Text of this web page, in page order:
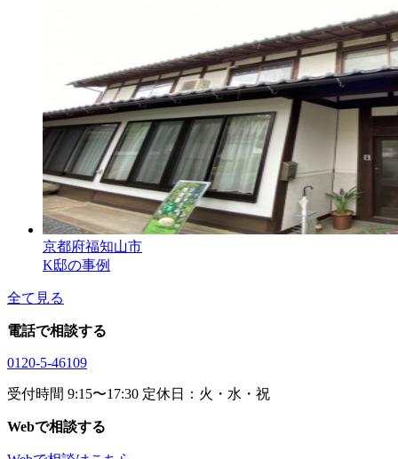
京都府福知山市
K邸の事例
全て見る
電話で相談する
0120-5-46109
受付時間 9:15〜17:30 定休日：火・水・祝
Webで相談する